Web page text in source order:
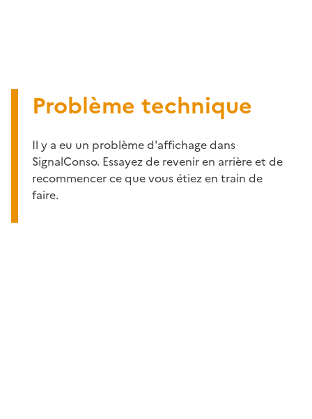
Problème technique
Il y a eu un problème d'affichage dans
SignalConso. Essayez de revenir en arrière et de
recommencer ce que vous étiez en train de
faire.